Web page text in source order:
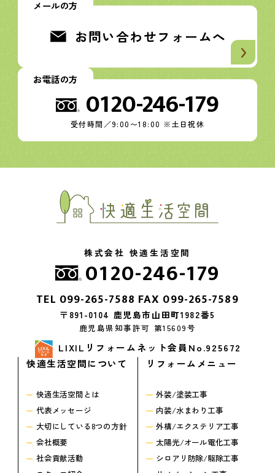
メールの方
お問い合わせフォームへ
お電話の方
0120-246-179
受付時間／9:00〜18:00 ※土日祝休
株式会社 快適生活空間
0120-246-179
TEL 099-265-7588 FAX 099-265-7589
〒891-0104 鹿児島市山田町1982番5
鹿児島県知事許可 第15609号
LIXILリフォームネット会員No.925672
快適生活空間について
快適生活空間とは
代表メッセージ
大切にしている8つの方針
会社概要
社会貢献活動
リフォームメニュー
外装/塗装工事
内装/水まわり工事
外構/エクステリア工事
太陽光/オール電化工事
シロアリ防除/駆除工事